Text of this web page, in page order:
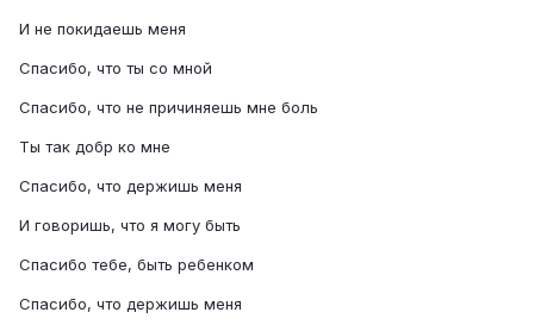
И не покидаешь меня
Спасибо, что ты со мной
Спасибо, что не причиняешь мне боль
Ты так добр ко мне
Спасибо, что держишь меня
И говоришь, что я могу быть
Спасибо тебе, быть ребенком
Спасибо, что держишь меня